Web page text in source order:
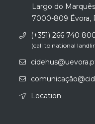
Largo do
7000-809 Évora,
(+351) 266 740
(call to national
Location